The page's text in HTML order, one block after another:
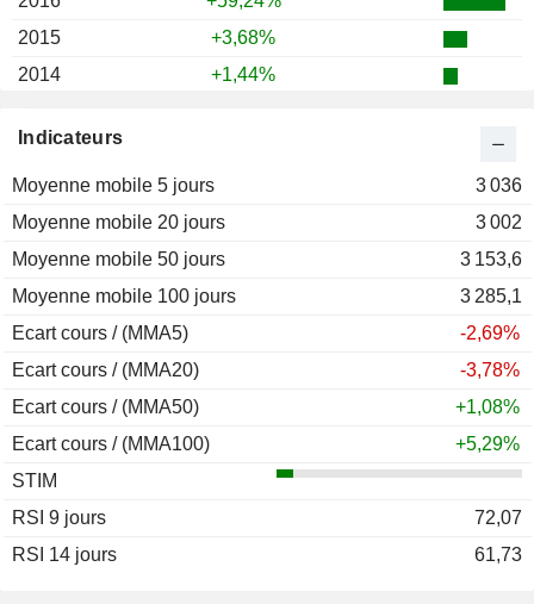
Indicateurs
Moyenne mobile 5 jours
3 036
Moyenne mobile 20 jours
3 002
Moyenne mobile 50 jours
3 153,6
Moyenne mobile 100 jours
3 285,1
Ecart cours / (MMA5)
-2,69%
Ecart cours / (MMA20)
-3,78%
Ecart cours / (MMA50)
+1,08%
Ecart cours / (MMA100)
+5,29%
STIM
RSI 9 jours
72,07
RSI 14 jours
61,73
2015
+3,68%
2014
+1,44%
2012
2011
-4,34%
2010
-0,40%
2009
-3,02%
2008
-26,79%
2007
2006
2005
2004
2003
2002
2001